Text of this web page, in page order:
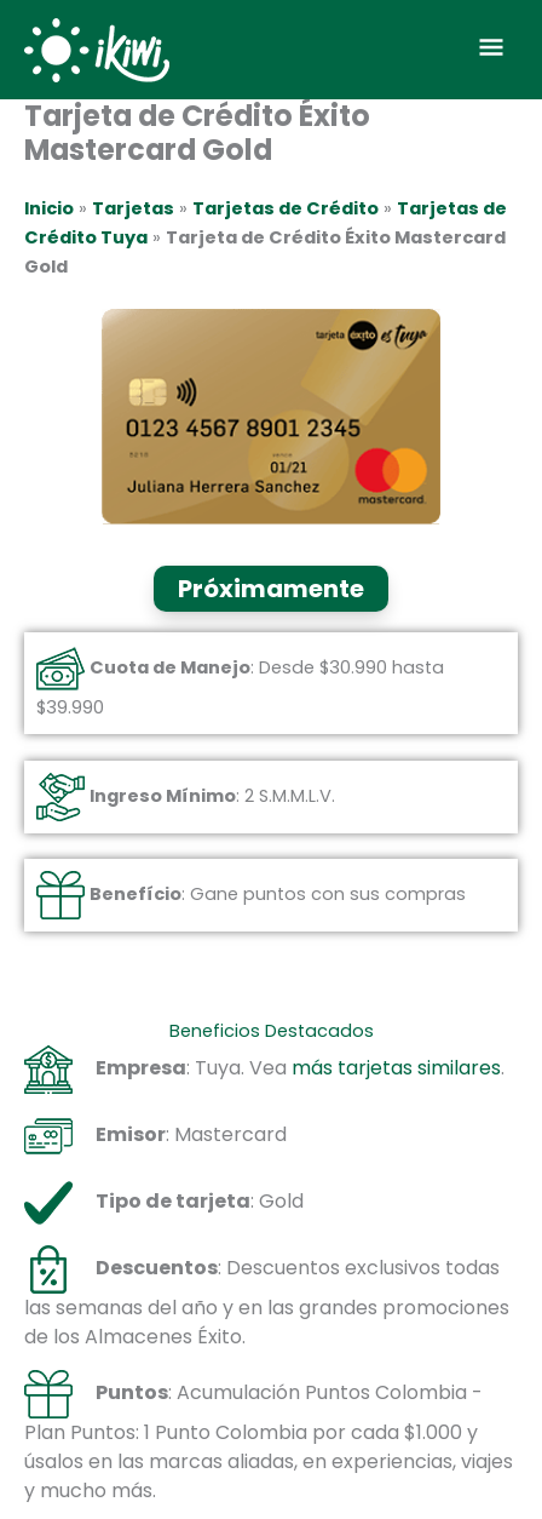
contenido
Tarjeta de Crédito Éxito
Mastercard Gold
Inicio » Tarjetas » Tarjetas de Crédito » Tarjetas de
Crédito Tuya » Tarjeta de Crédito Éxito Mastercard
Gold
Próximamente
Cuota de Manejo: Desde $30.990 hasta
$39.990
Ingreso Mínimo: 2 S.M.M.L.V.
Benefício: Gane puntos con sus compras
Beneficios Destacados
Empresa: Tuya. Vea más tarjetas similares.
Emisor: Mastercard
Tipo de tarjeta: Gold
Descuentos: Descuentos exclusivos todas
las semanas del año y en las grandes promociones
de los Almacenes Éxito.
Puntos: Acumulación Puntos Colombia -
Plan Puntos: 1 Punto Colombia por cada $1.000 y
úsalos en las marcas aliadas, en experiencias, viajes
y mucho más.